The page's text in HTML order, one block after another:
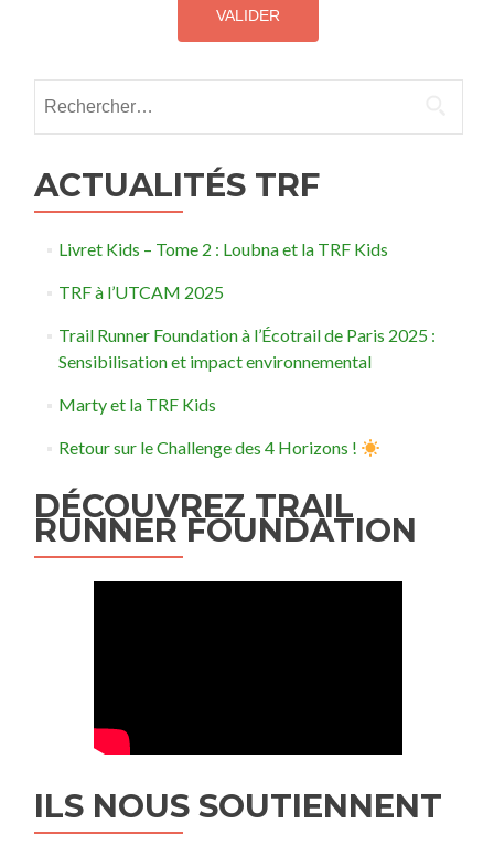
ACTUALITÉS TRF
Livret Kids – Tome 2 : Loubna et la TRF Kids
TRF à l’UTCAM 2025
Trail Runner Foundation à l’Écotrail de Paris 2025 :
Sensibilisation et impact environnemental
Marty et la TRF Kids
Retour sur le Challenge des 4 Horizons !
DÉCOUVREZ TRAIL
RUNNER FOUNDATION
ILS NOUS SOUTIENNENT